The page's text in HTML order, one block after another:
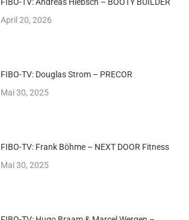
FIBO-TV: Andreas Hiebsch – BOOTY BUILDER
April 20, 2026
FIBO-TV: Douglas Strom – PRECOR
Mai 30, 2025
FIBO-TV: Frank Böhme – NEXT DOOR Fitness
Mai 30, 2025